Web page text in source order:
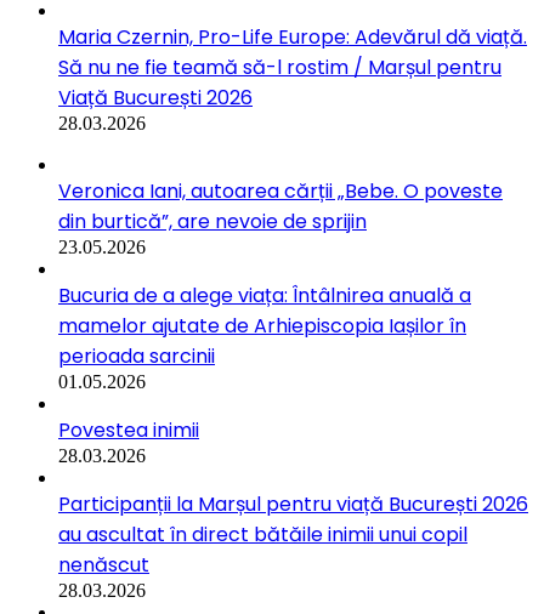
Maria Czernin, Pro-Life Europe: Adevărul dă viață.
Să nu ne fie teamă să-l rostim / Marșul pentru
Viață București 2026
28.03.2026
Veronica Iani, autoarea cărții „Bebe. O poveste
din burtică”, are nevoie de sprijin
23.05.2026
Bucuria de a alege viața: Întâlnirea anuală a
mamelor ajutate de Arhiepiscopia Iașilor în
perioada sarcinii
01.05.2026
Povestea inimii
28.03.2026
Participanții la Marșul pentru viață București 2026
au ascultat în direct bătăile inimii unui copil
nenăscut
28.03.2026